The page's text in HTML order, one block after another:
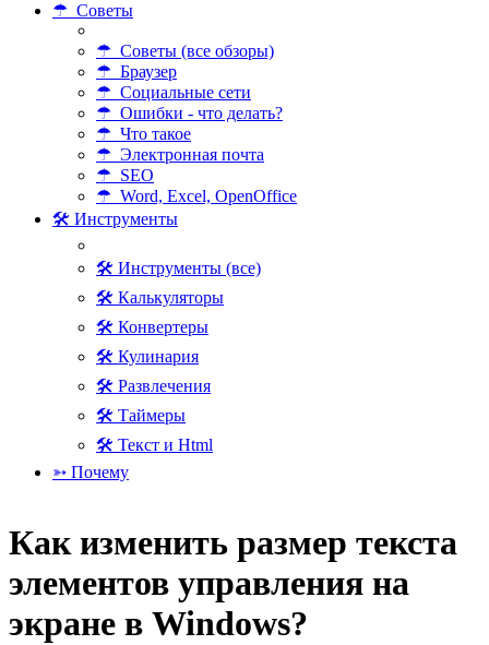
☂ Советы
☂ Советы (все обзоры)
☂ Браузер
☂ Социальные сети
☂ Ошибки - что делать?
☂ Что такое
☂ Электронная почта
☂ SEO
☂ Word, Excel, OpenOffice
🛠 Инструменты
🛠 Инструменты (все)
🛠 Калькуляторы
🛠 Конвертеры
🛠 Кулинария
🛠 Развлечения
🛠 Таймеры
🛠 Текст и Html
➳ Почему
Как изменить размер текста
элементов управления на
экране в Windows?